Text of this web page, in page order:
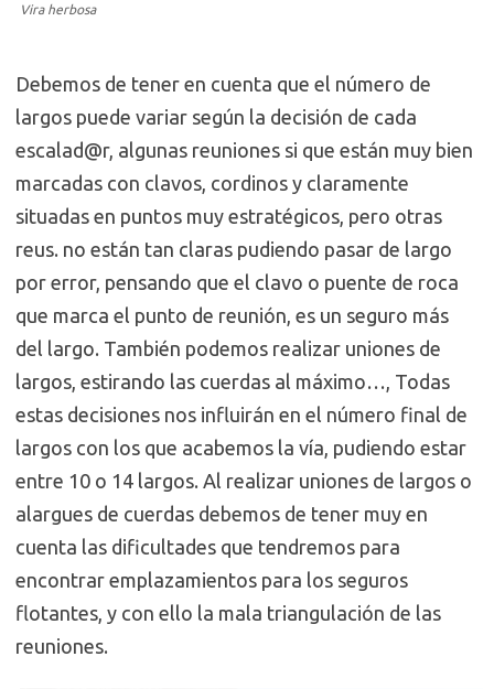
Vira herbosa
Debemos de tener en cuenta que el número de
largos puede variar según la decisión de cada
escalad@r, algunas reuniones si que están muy bien
marcadas con clavos, cordinos y claramente
situadas en puntos muy estratégicos, pero otras
reus. no están tan claras pudiendo pasar de largo
por error, pensando que el clavo o puente de roca
que marca el punto de reunión, es un seguro más
del largo. También podemos realizar uniones de
largos, estirando las cuerdas al máximo…, Todas
estas decisiones nos influirán en el número final de
largos con los que acabemos la vía, pudiendo estar
entre 10 o 14 largos. Al realizar uniones de largos o
alargues de cuerdas debemos de tener muy en
cuenta las dificultades que tendremos para
encontrar emplazamientos para los seguros
flotantes, y con ello la mala triangulación de las
reuniones.